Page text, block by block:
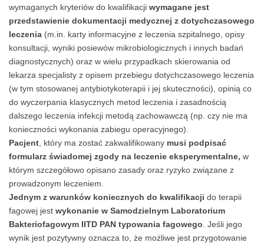
wymaganych kryteriów do kwalifikacji wymagane jest
przedstawienie dokumentacji medycznej z dotychczasowego
leczenia (m.in. karty informacyjne z leczenia szpitalnego, opisy
konsultacji, wyniki posiewów mikrobiologicznych i innych badań
diagnostycznych) oraz w wielu przypadkach skierowania od
lekarza specjalisty z opisem przebiegu dotychczasowego leczenia
(w tym stosowanej antybiotykoterapii i jej skuteczności), opinią co
do wyczerpania klasycznych metod leczenia i zasadnością
dalszego leczenia infekcji metodą zachowawczą (np. czy nie ma
konieczności wykonania zabiegu operacyjnego).
Pacjent , który ma zostać zakwalifikowany musi podpisać
formularz świadomej zgody na leczenie eksperymentalne, w
którym szczegółowo opisano zasady oraz ryzyko związane z
prowadzonym leczeniem.
Jednym z warunków koniecznych do kwalifikacji do terapii
fagowej jest wykonanie w Samodzielnym Laboratorium
Bakteriofagowym IITD PAN typowania fagowego . Jeśli jego
wynik jest pozytywny oznacza to, że możliwe jest przygotowanie